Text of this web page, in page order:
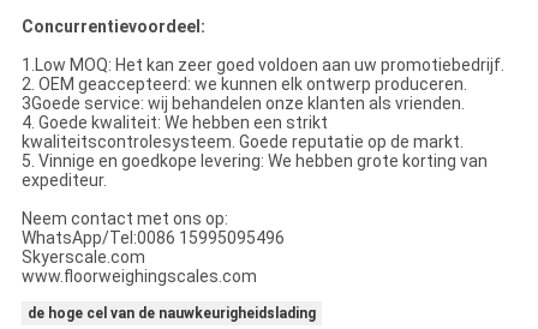
Concurrentievoordeel:
1.Low MOQ: Het kan zeer goed voldoen aan uw promotiebedrijf.
2. OEM geaccepteerd: we kunnen elk ontwerp produceren.
3Goede service: wij behandelen onze klanten als vrienden.
4. Goede kwaliteit: We hebben een strikt
kwaliteitscontrolesysteem. Goede reputatie op de markt.
5. Vinnige en goedkope levering: We hebben grote korting van
expediteur.
Neem contact met ons op:
WhatsApp/Tel:0086 15995095496
Skyerscale.com
www.floorweighingscales.com
de hoge cel van de nauwkeurigheidslading